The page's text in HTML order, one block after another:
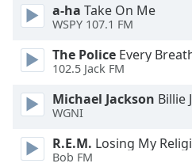
subtitles
settings,
opens
subtitles
dialog
subtitles
selected
a-ha Take On Me
WSPY 107.1 FM
The Police Every
102.5 Jack FM
Michael Jackson Billie
WGNI
R.E.M. Losing My
Bob FM